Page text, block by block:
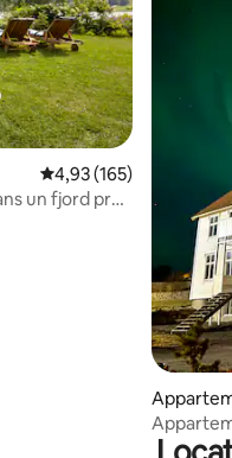
Évaluation moyenne
4,93 (165)
un fjord près
avec art